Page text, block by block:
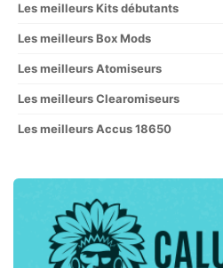
Les meilleurs Kits débutants
Les meilleurs Box Mods
Les meilleurs Atomiseurs
Les meilleurs Clearomiseurs
Les meilleurs Accus 18650